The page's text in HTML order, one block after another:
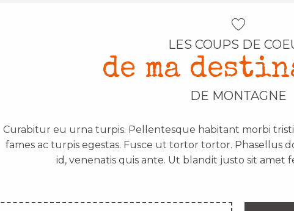
LES COUPS DE
de ma
DE MONTAGNE
Curabitur eu urna turpis. Pellentesque habitant morbi
fames ac turpis egestas. Fusce ut tortor tortor. Phasellus
id, venenatis quis ante. Ut blandit justo sit amet